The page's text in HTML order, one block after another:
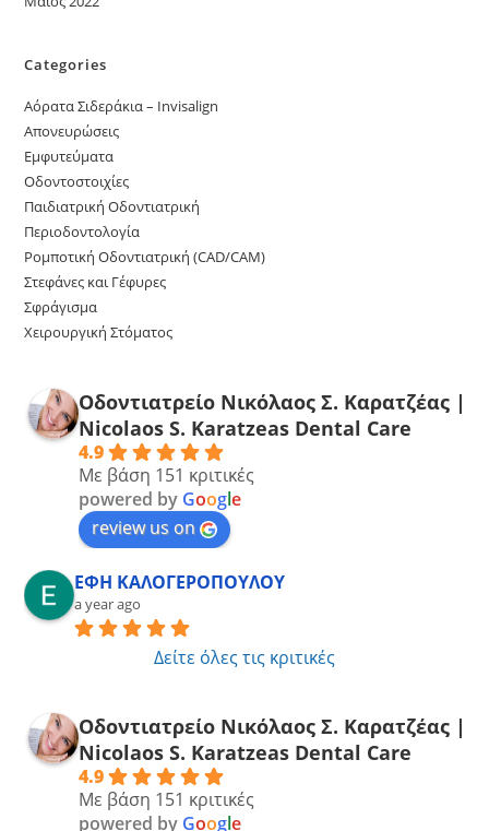
Categories
Αόρατα Σιδεράκια – Invisalign
Απονευρώσεις
Εμφυτεύματα
Οδοντοστοιχίες
Παιδιατρική Οδοντιατρική
Περιοδοντολογία
Ρομποτική Οδοντιατρική (CAD/CAM)
Στεφάνες και Γέφυρες
Σφράγισμα
Χειρουργική Στόματος
Οδοντιατρείο Νικόλαος Σ. Καρατζέας |
Νicolaos S. Karatzeas Dental Care
4.9
Με βάση 151 κριτικές
powered by Google
review us on
ΕΦΗ ΚΑΛΟΓΕΡΟΠΟΥΛΟΥ
a year ago
Δείτε όλες τις κριτικές
Οδοντιατρείο Νικόλαος Σ. Καρατζέας |
Νicolaos S. Karatzeas Dental Care
4.9
Με βάση 151 κριτικές
powered by Google